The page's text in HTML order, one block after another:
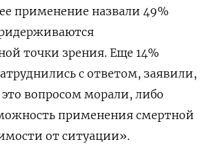
применение назвали 49%
точки зрения. Еще 14%
с ответом, заявили,
вопросом морали, либо
применения смертной
от ситуации».